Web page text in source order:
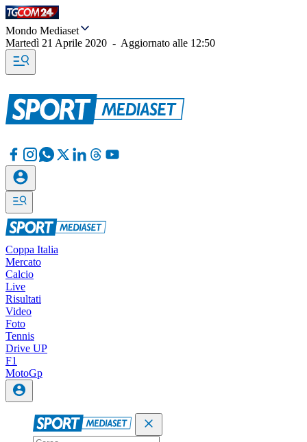
Mondo Mediaset
Martedì 21 Aprile 2020 - Aggiornato alle 12:50
Coppa Italia
Mercato
Calcio
Live
Risultati
Video
Foto
Tennis
Drive UP
F1
MotoGp